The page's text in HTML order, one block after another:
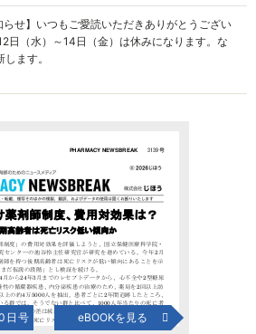
らせ】いつもご愛読いただきありがとうござい
日（水）～14日（金）は休みになります。な
ます。
日号 eBOOKを見る